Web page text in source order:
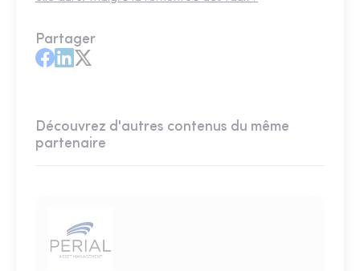
Partager
Découvrez d'autres contenus du même
partenaire